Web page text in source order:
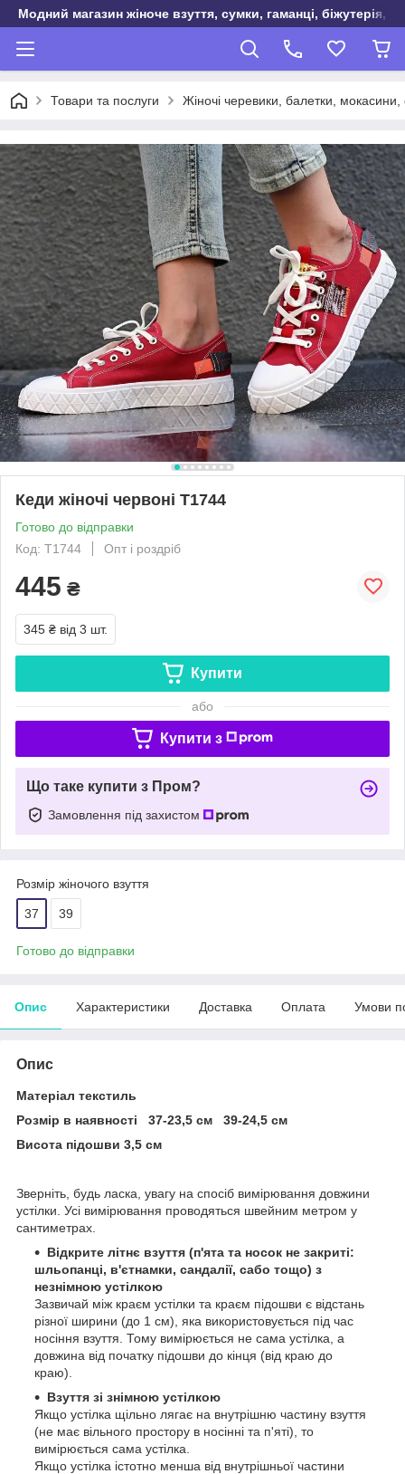
Модний магазин жіноче взуття, сумки, гаманці, біжутерія,
Товари та послуги Жіночі черевики, балетки, мокасини,
Кеди жіночі червоні Т1744
Готово до відправки
Код: Т1744
Опт і роздріб
445 ₴
345 ₴ від 3 шт.
Купити
або
Купити з
Що таке купити з Пром?
Замовлення під захистом
Розмір жіночого взуття
37 39
Готово до відправки
Опис Характеристики Доставка Оплата Умови
Опис
Матеріал текстиль
Розмір в наявності 37-23,5 см 39-24,5 см
Висота підошви 3,5 см
Зверніть, будь ласка, увагу на спосіб вимірювання довжини
устілки. Усі вимірювання проводяться швейним метром у
сантиметрах.
Відкрите літнє взуття (п'ята та носок не закриті:
шльопанці, в'єтнамки, сандалії, сабо тощо) з
незнімною устілкою
Зазвичай між краєм устілки та краєм підошви є відстань
різної ширини (до 1 см), яка використовується під час
носіння взуття. Тому вимірюється не сама устілка, а
довжина від початку підошви до кінця (від краю до
краю).
Взуття зі знімною устілкою
Якщо устілка щільно лягає на внутрішню частину взуття
(не має вільного простору в носінні та п'яті), то
вимірюється сама устілка.
Якщо устілка істотно менша від внутрішньої частини